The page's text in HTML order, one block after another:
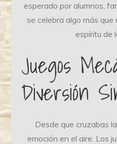
esperado por alumnos,
se celebra algo más
espíritu de
Juegos
Diversión
Desde que cruzabas
emoción en el aire. Los